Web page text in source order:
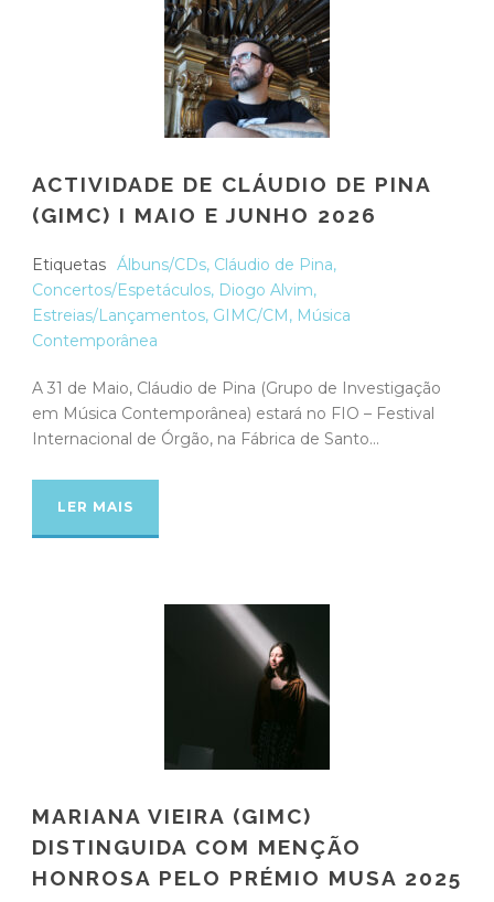
ACTIVIDADE DE CLÁUDIO DE PINA
(GIMC) I MAIO E JUNHO 2026
Etiquetas Álbuns/CDs, Cláudio de Pina,
Concertos/Espetáculos, Diogo Alvim,
Estreias/Lançamentos, GIMC/CM, Música
Contemporânea
A 31 de Maio, Cláudio de Pina (Grupo de Investigação
em Música Contemporânea) estará no FIO – Festival
Internacional de Órgão, na Fábrica de Santo...
LER MAIS
MARIANA VIEIRA (GIMC)
DISTINGUIDA COM MENÇÃO
HONROSA PELO PRÉMIO MUSA 2025